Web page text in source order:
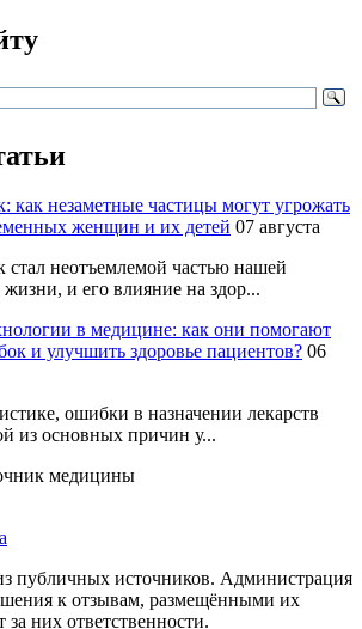
как незаметные частицы могут угрожать
женщин и их детей 07 августа
стал неотъемлемой частью нашей
и его влияние на здор...
в медицине: как они помогают
и улучшить здоровье пациентов? 06
ошибки в назначении лекарств
из основных причин у...
медицины
публичных источников. Администрация
к отзывам, размещёнными их
за них ответственности.